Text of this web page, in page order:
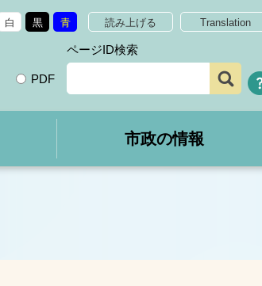
白 黒 青 読み上げる Translation
PDF
ページID検索
市政の情報